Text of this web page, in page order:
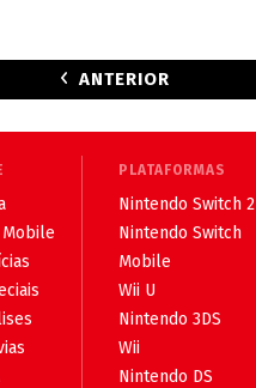
ANTERIOR
PLATAFORMAS
Nintendo Switch 2
Nintendo Switch
Mobile
Wii U
Nintendo 3DS
Wii
Nintendo DS